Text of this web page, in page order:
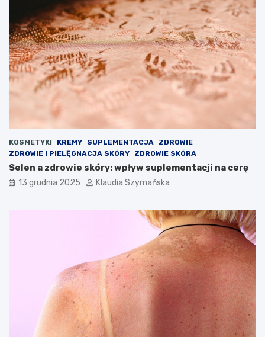
KOSMETYKI KREMY SUPLEMENTACJA
ZDROWIE
ZDROWIE I PIELĘGNACJA SKÓRY
ZDROWIE SKÓRA
Selen a zdrowie skóry: wpływ suplementacji na cerę
13 grudnia 2025 Klaudia Szymańska